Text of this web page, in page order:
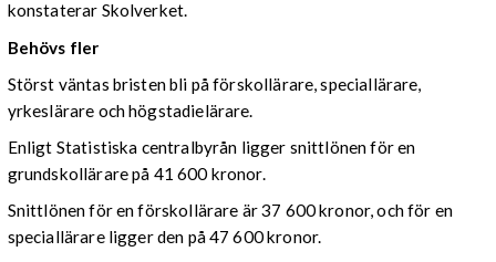
konstaterar Skolverket.
Behövs fler
Störst väntas bristen bli på förskollärare, speciallärare,
yrkeslärare och högstadielärare.
Enligt Statistiska centralbyrån ligger snittlönen för en
grundskollärare på 41 600 kronor.
Snittlönen för en förskollärare är 37 600 kronor, och för en
speciallärare ligger den på 47 600 kronor.